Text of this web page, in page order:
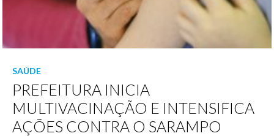
SAÚDE
PREFEITURA INICIA
MULTIVACINAÇÃO E INTENSIFICA
AÇÕES CONTRA O SARAMPO